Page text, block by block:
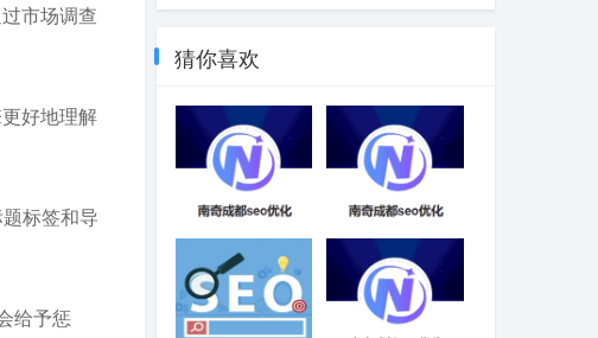
市场调查
好地理解
标签和导
给予惩
猜你喜欢
SEO整站优化的
基础阶段-成都
SEO
SEO搜索排名优
化规则-成都SEO